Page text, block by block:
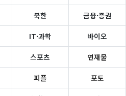
북한 금융·증권
IT·과학 바이오
스포츠 연재물
피플 포토